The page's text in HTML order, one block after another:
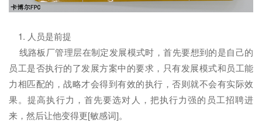
1. 人员是前提
线路板厂管理层在制定发展模式时，首先要想到的是自己的
员工是否执行的了发展方案中的要求，只有发展模式和员工能
力相匹配的，战略才会得到有效的执行，否则就不会有实际效
果。提高执行力，首先要选对人，把执行力强的员工招聘进
来，然后让他变得更[敏感词]。